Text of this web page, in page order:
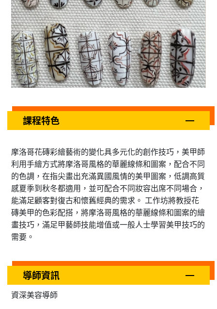
課程特色
摩洛哥花磚彩繪藝術的變化具多元化的創作技巧，美甲師
利用手繪方式將摩洛哥風格的華麗線條和圖案，配合不同
的色調，在指尖畫出充滿異國風情的美甲圖案，低調高質
感夏季到秋冬都適用，並可配合不同妝容出席不同場合，
能滿足顧客對復古和懷舊經典的需求。 工作坊將教授花
磚美甲的色彩配搭，將摩洛哥風格的華麗線條和圖案的繪
畫技巧，滿足甲藝師技能增值或一般人士學習美甲技巧的
需要。
導師資訊
資深美容導師